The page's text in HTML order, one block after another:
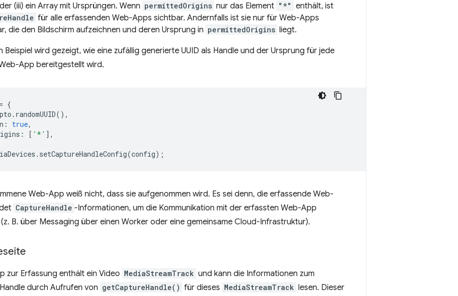
(iii) ein Array mit Ursprüngen. Wenn permittedOrigins nur das Element "*" enthält, ist
für alle erfassenden Web-Apps sichtbar. Andernfalls ist sie nur für Web-Apps
die den Bildschirm aufzeichnen und deren Ursprung in permittedOrigins liegt.
Beispiel wird gezeigt, wie eine zufällig generierte UUID als Handle und der Ursprung für jede
App bereitgestellt wird.
= {
. randomUUID(),
: true,
: [ '*' ],
. setCaptureHandleConfig(config);
Web-App weiß nicht, dass sie aufgenommen wird. Es sei denn, die erfassende Web-
CaptureHandle -Informationen, um die Kommunikation mit der erfassten Web-App
B. über Messaging über einen Worker oder eine gemeinsame Cloud-Infrastruktur).
zur Erfassung enthält ein Video MediaStreamTrack und kann die Informationen zum
durch Aufrufen von getCaptureHandle() für dieses MediaStreamTrack lesen. Dieser